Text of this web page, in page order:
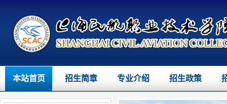
本站首页 招生简章 专业介绍 招生政策